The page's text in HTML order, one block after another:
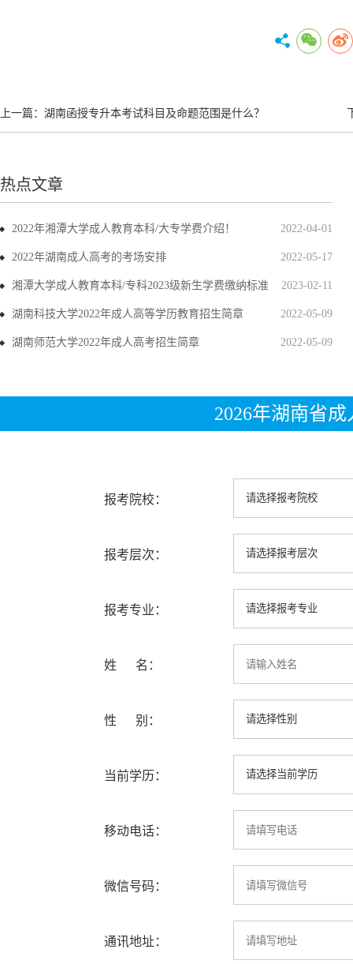
上一篇： 湖南函授专升本考试科目及命题范围是什么？
热点文章
2022-04-01
2022年湘潭大学成人教育本科/大专学费介绍！
2022-05-17
2022年湖南成人高考的考场安排
2023-02-11
湘潭大学成人教育本科/专科2023级新生学费缴纳标准
2022-05-09
湖南科技大学2022年成人高等学历教育招生简章
2022-05-09
湖南师范大学2022年成人高考招生简章
2026年湖南省
报考院校：
报考层次：
报考专业：
姓 名：
性 别：
当前学历：
移动电话：
微信号码：
通讯地址：